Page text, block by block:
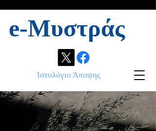
e-Μυστράς
Ιστολόγιο Άποψης